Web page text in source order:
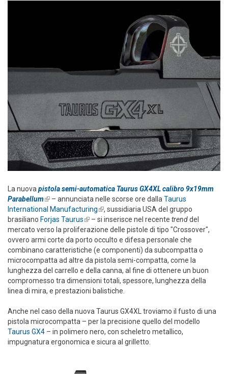
La nuovapistola semi-automatica Taurus GX4XL calibro 9x19mm
Parabellum(link is external)
– annunciata nelle scorse ore dallaTaurus
International Manufacturing(link is external)
, sussidiaria USA del gruppo
brasiliano Forjas Taurus(link is external)
– si inserisce nel recente trenddel
mercato verso la proliferazione delle pistole di tipo "Crossover",
ovvero armi corte da porto occulto e difesa personale che
combinano caratteristiche (e componenti) da subcompatta o
microcompatta ad altre da pistola semi-compatta, come la
lunghezza del carrello e della canna, al fine di ottenere un buon
compromesso tra dimensioni totali, spessore, lunghezza della
linea di mira, e prestazioni balistiche.
Anche nel caso della nuova Taurus GX4XL troviamo il fusto di una
pistola microcompatta – per la precisione quello del modello
Taurus GX4 – in polimero nero, con scheletro metallico,
impugnatura ergonomica e sicura al grilletto.